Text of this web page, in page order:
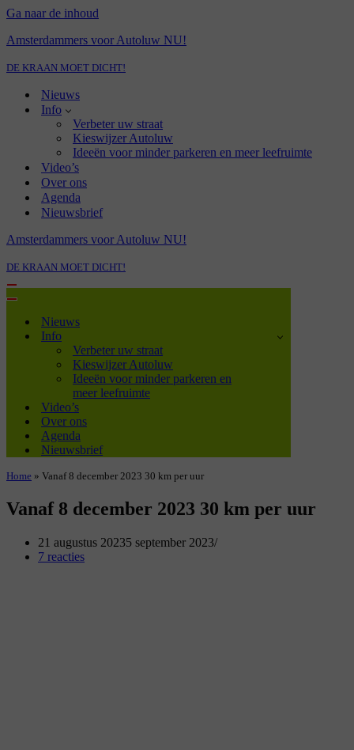
Ga naar de inhoud
Amsterdammers voor Autoluw NU!
DE KRAAN MOET DICHT!
Nieuws
Info
Verbeter uw straat
Kieswijzer Autoluw
Ideeën voor minder parkeren en meer leefruimte
Video’s
Over ons
Agenda
Nieuwsbrief
Amsterdammers voor Autoluw NU!
DE KRAAN MOET DICHT!
Navigatie
Menu
Navigatie
Nieuws
Info
Verbeter uw straat
Kieswijzer Autoluw
Ideeën voor minder parkeren en
meer leefruimte
Video’s
Over ons
Agenda
Nieuwsbrief
Home » Vanaf 8 december 2023 30 km per uur
Vanaf 8 december 2023 30 km per uur
21 augustus 20235 september 2023
7 reacties